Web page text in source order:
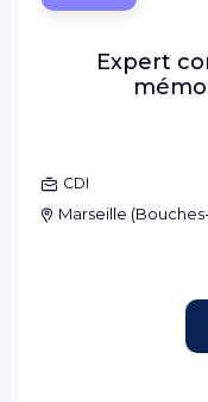
Expert
CDI
Marseille (